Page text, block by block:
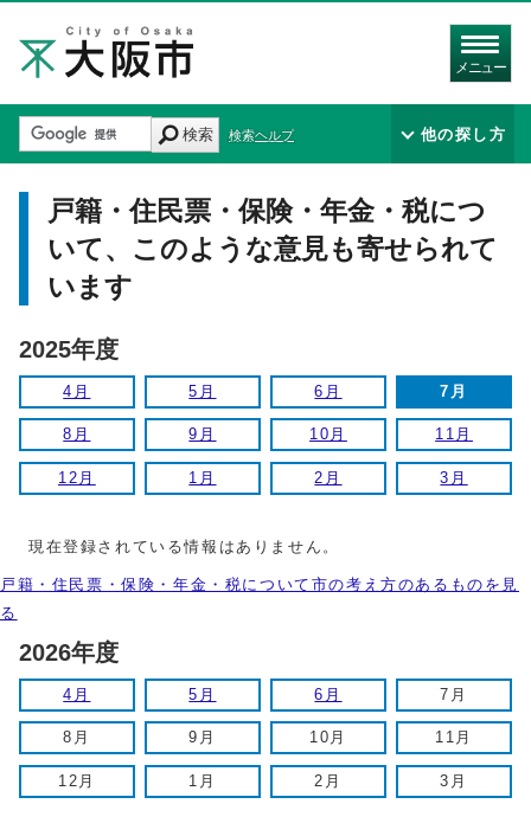
メニュー
検索 検索ヘルプ 他の探し方
戸籍・住民票・保険・年金・税につ
いて、このような意見も寄せられて
います
2025年度
4月 5月 6月 7月
8月 9月 10月 11月
12月 1月 2月 3月
現在登録されている情報はありません。
戸籍・住民票・保険・年金・税について市の考え方のあるものを見
る
2026年度
4月 5月 6月 7月
8月 9月 10月 11月
12月 1月 2月 3月